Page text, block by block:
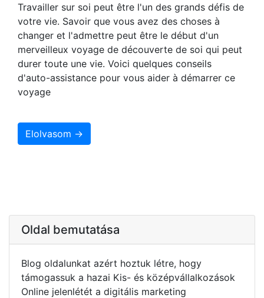
Travailler sur soi peut être l'un des grands défis de
votre vie. Savoir que vous avez des choses à
changer et l'admettre peut être le début d'un
merveilleux voyage de découverte de soi qui peut
durer toute une vie. Voici quelques conseils
d'auto-assistance pour vous aider à démarrer ce
voyage
Elolvasom →
Oldal bemutatása
Blog oldalunkat azért hoztuk létre, hogy
támogassuk a hazai Kis- és középvállalkozások
Online jelenlétét a digitális marketing